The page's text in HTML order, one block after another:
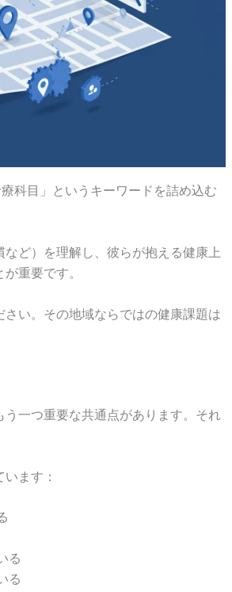
科目」というキーワードを詰め込む
ど）を理解し、彼らが抱える健康上
重要です。
い。その地域ならではの健康課題は
一つ重要な共通点があります。それ
ます：
る
る